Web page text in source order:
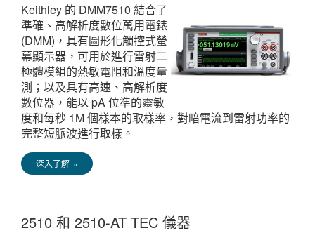
Keithley 的 DMM7510 結合了
準確、高解析度數位萬用電錶
(DMM)，具有圖形化觸控式螢
幕顯示器，可用於進行雷射二
極體模組的熱敏電阻和溫度量
測；以及具有高速、高解析度
數位器，能以 pA 位準的靈敏
度和每秒 1M 個樣本的取樣率，對暗電流到雷射功率的
完整短脈波進行取樣。
深入了解 »
2510 和 2510-AT TEC 儀器